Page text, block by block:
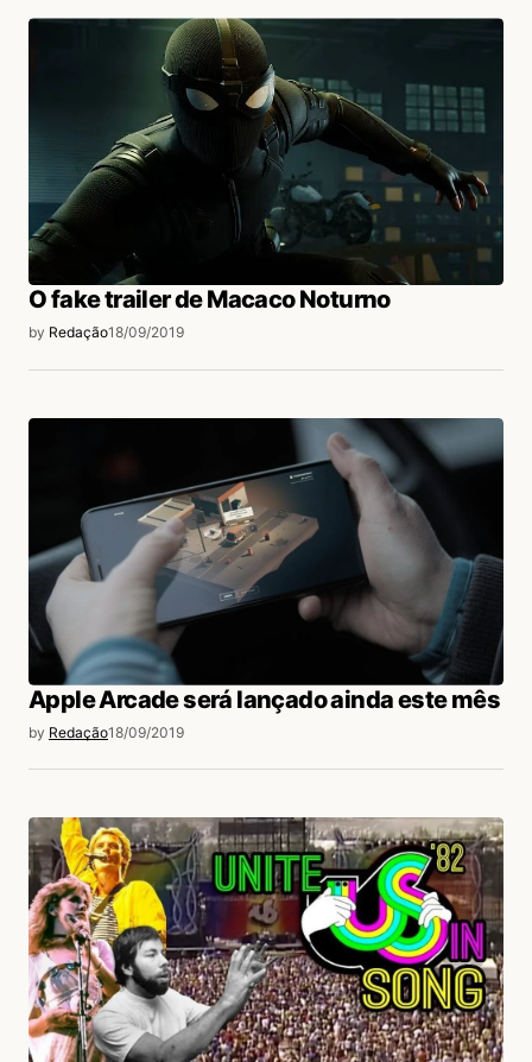
O fake trailer de Macaco Noturno
by Redação18/09/2019
Apple Arcade será lançado ainda este mês
by Redação18/09/2019